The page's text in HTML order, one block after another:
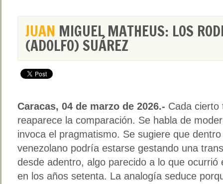
JUAN MIGUEL MATHEUS: LOS
(ADOLFO) SUÁREZ
Caracas, 04 de marzo de 2026.- Cada cierto
reaparece la comparación. Se habla de
invoca el pragmatismo. Se sugiere que
venezolano podría estarse gestando una
desde adentro, algo parecido a lo que ocurrió
en los años setenta. La analogía seduce